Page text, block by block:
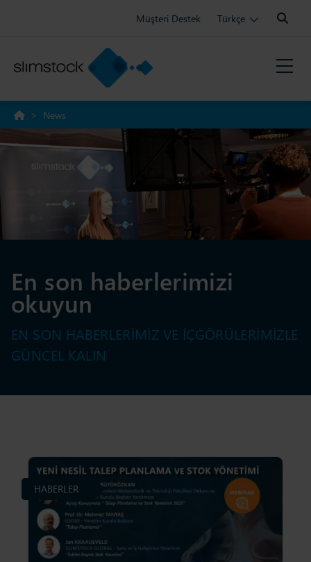
Müşteri Destek Türkçe
Search:
> News
En son haberlerimizi
okuyun
EN SON HABERLERIMIZ VE IÇGÖRÜLERIMIZLE
GÜNCEL KALIN
HABERLER